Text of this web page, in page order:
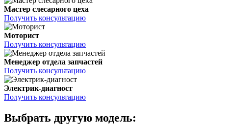
Мастер слесарного цеха
Получить консультацию
Моторист
Получить консультацию
Менеджер отдела запчастей
Получить консультацию
Электрик-диагност
Получить консультацию
Выбрать другую модель: